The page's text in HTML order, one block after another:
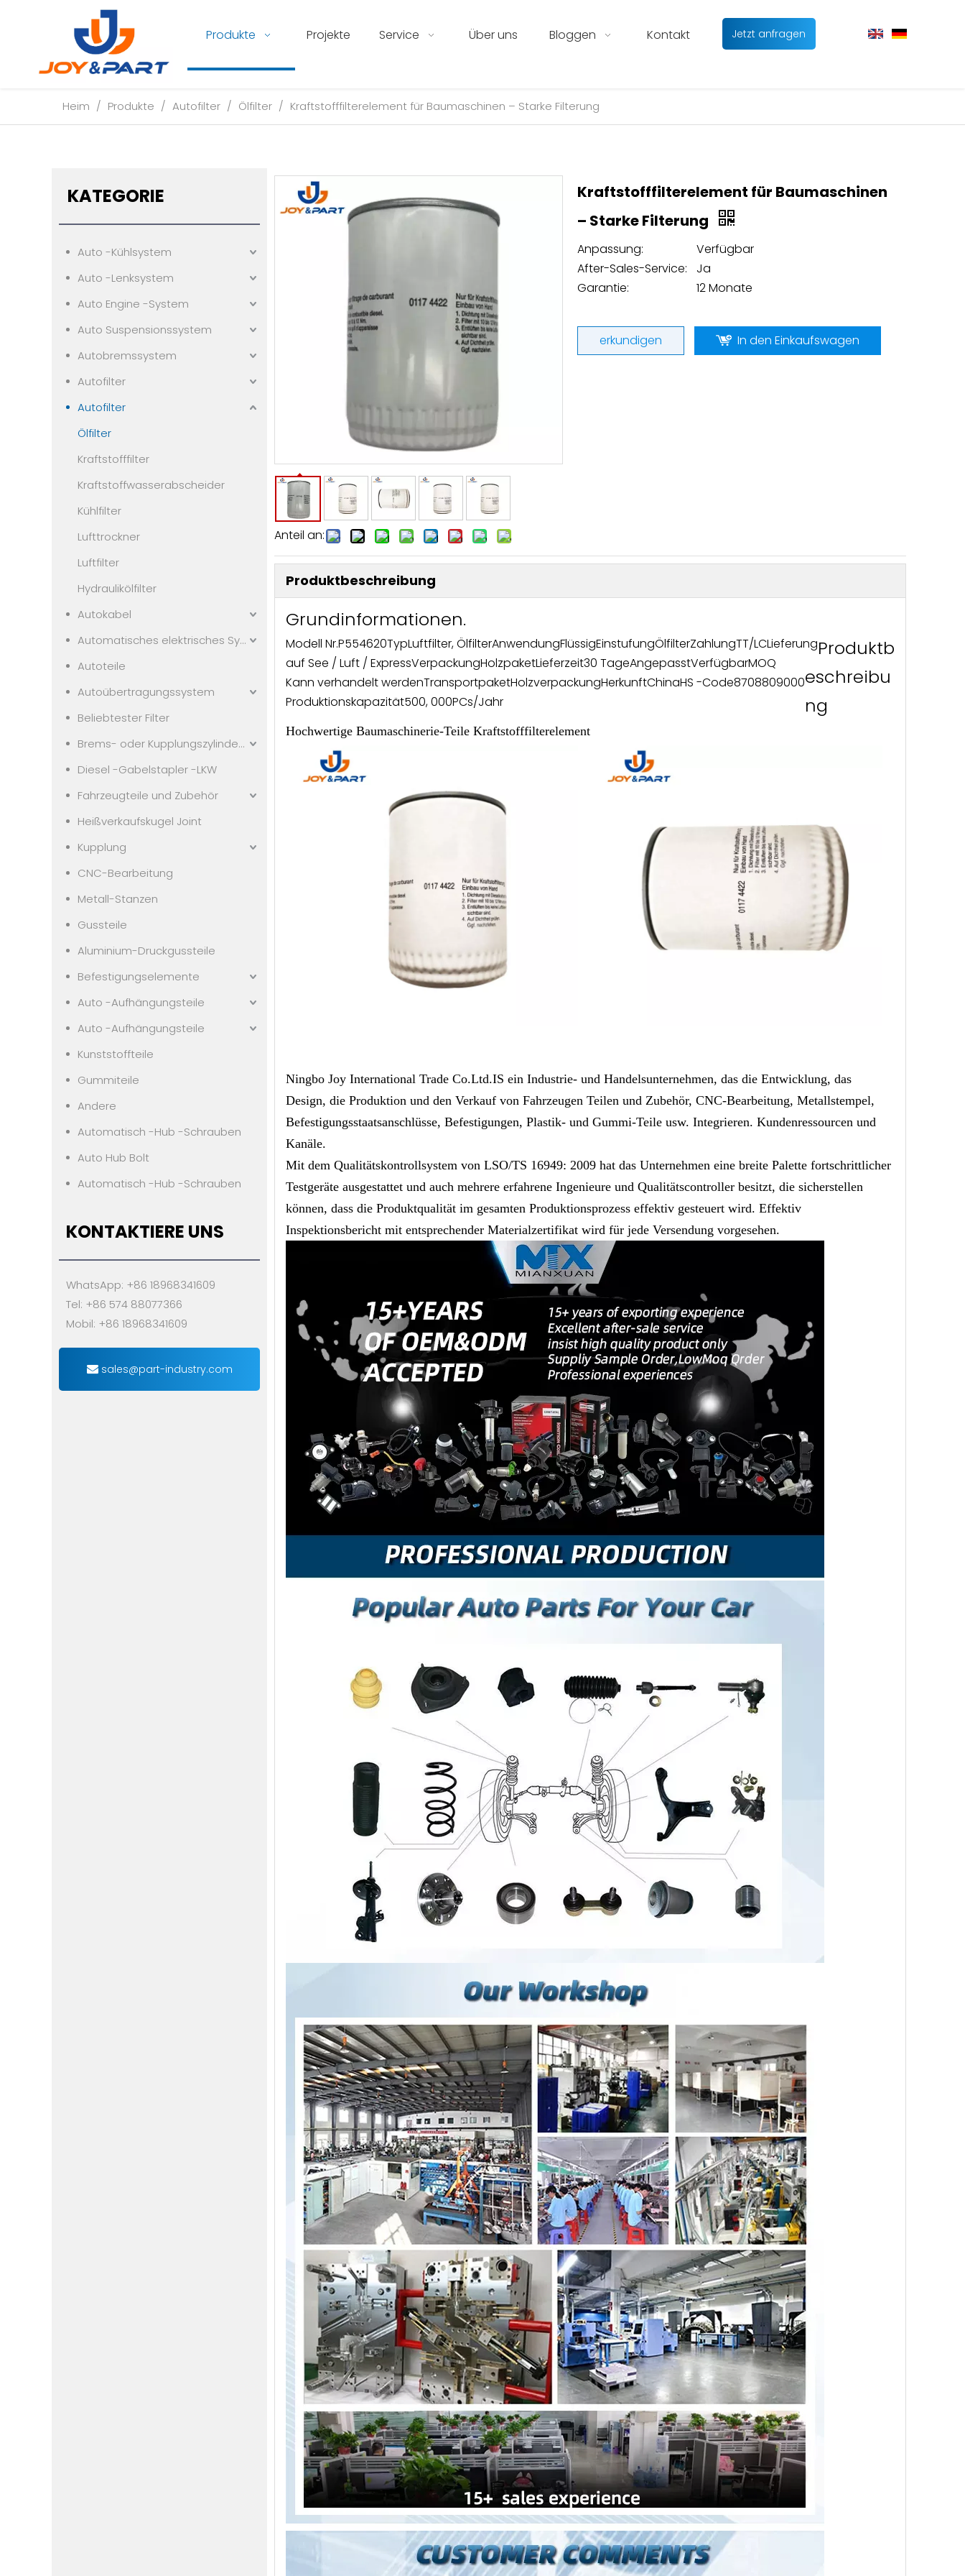
Produkte Projekte Service Über uns Bloggen Kontakt Jetzt anfragen
Heim / Produkte / Autofilter / Ölfilter / Kraftstofffilterelement für Baumaschinen – Starke Filterung
KATEGORIE
Auto -Kühlsystem
Auto -Lenksystem
Auto Engine -System
Auto Suspensionssystem
Autobremssystem
Autofilter
Autofilter
Ölfilter
Kraftstofffilter
Kraftstoffwasserabscheider
Kühlfilter
Lufttrockner
Luftfilter
Hydraulikölfilter
Autokabel
Automatisches elektrisches System
Autoteile
Autoübertragungssystem
Beliebtester Filter
Brems- oder Kupplungszylindern
Diesel -Gabelstapler -LKW
Fahrzeugteile und Zubehör
Heißverkaufskugel Joint
Kupplung
CNC-Bearbeitung
Metall-Stanzen
Gussteile
Aluminium-Druckgussteile
Befestigungselemente
Auto -Aufhängungsteile
Auto -Aufhängungsteile
Kunststoffteile
Gummiteile
Andere
Automatisch -Hub -Schrauben
Auto Hub Bolt
Automatisch -Hub -Schrauben
KONTAKTIERE UNS
WhatsApp: +86 18968341609
Tel: +86 574 88077366
Mobil: +86 18968341609
sales@part-industry.com
Anteil an:
Kraftstofffilterelement für Baumaschinen
– Starke Filterung
Anpassung:
Verfügbar
After-Sales-Service:
Ja
Garantie:
12 Monate
erkundigen In den Einkaufswagen
Produktbeschreibung
Grundinformationen.
Modell Nr.P554620TypLuftfilter, ÖlfilterAnwendungFlüssigEinstufungÖlfilterZahlungTT/LCLieferung
auf See / Luft / ExpressVerpackungHolzpaketLieferzeit30 TageAngepasstVerfügbarMOQ
Kann verhandelt werdenTransportpaketHolzverpackungHerkunftChinaHS -Code8708809000
Produktionskapazität500, 000PCs/Jahr
Produktb
eschreibu
ng
Hochwertige Baumaschinerie-Teile Kraftstofffilterelement
Ningbo Joy International Trade Co.Ltd.IS ein Industrie- und Handelsunternehmen, das die Entwicklung, das
Design, die Produktion und den Verkauf von Fahrzeugen Teilen und Zubehör, CNC-Bearbeitung, Metallstempel,
Befestigungsstaatsanschlüsse, Befestigungen, Plastik- und Gummi-Teile usw. Integrieren. Kundenressourcen und
Kanäle.
Mit dem Qualitätskontrollsystem von LSO/TS 16949: 2009 hat das Unternehmen eine breite Palette fortschrittlicher
Testgeräte ausgestattet und auch mehrere erfahrene Ingenieure und Qualitätscontroller besitzt, die sicherstellen
können, dass die Produktqualität im gesamten Produktionsprozess effektiv gesteuert wird. Effektiv
Inspektionsbericht mit entsprechender Materialzertifikat wird für jede Versendung vorgesehen.